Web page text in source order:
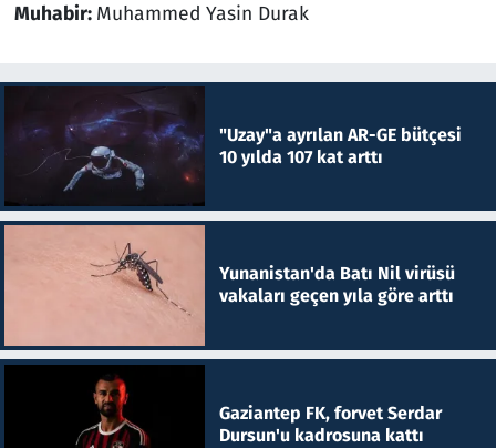
Muhabir: Muhammed Yasin Durak
"Uzay"a ayrılan AR-GE bütçesi
10 yılda 107 kat arttı
Yunanistan'da Batı Nil virüsü
vakaları geçen yıla göre arttı
Gaziantep FK, forvet Serdar
Dursun'u kadrosuna kattı